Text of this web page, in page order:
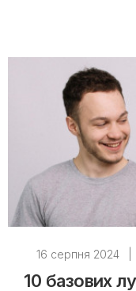
16 серпня 2024
10 базових